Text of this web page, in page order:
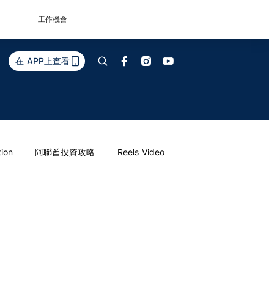
工作機會
在 APP上查看
阿聯酋投資攻略 Reels Video